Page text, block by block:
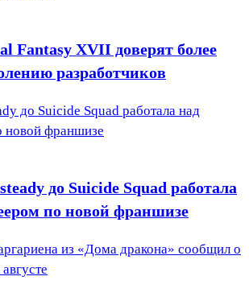
Fantasy XVII доверят более
разработчиков
до Suicide Squad работала над
новой франшизе
до Suicide Squad работала
по новой франшизе
из «Дома дракона» сообщил о